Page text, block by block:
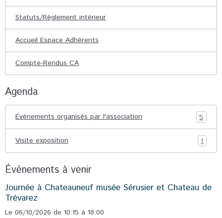
Statuts/Règlement intérieur
Accueil Espace Adhérents
Compte-Rendus CA
Agenda
Événements organisés par l'association 5
Visite exposition 1
Évènements à venir
Journée à Chateauneuf musée Sérusier et Chateau de
Trévarez
Le 06/10/2026 de 10:15 à 18:00